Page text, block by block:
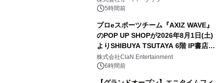
5時間前
プロeスポーツチーム『AXIZ WAVE』
のPOP UP SHOPが2026年8月1日(土)
よりSHIBUYA TSUTAYA 6階 IP書店で
開催決定！！
株式会社ClaN Entertainment
6時間前